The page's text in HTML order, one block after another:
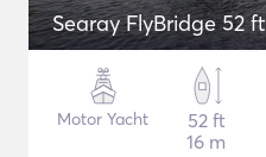
Searay FlyBridge 52 ft
Motor Yacht
52 ft
16 m